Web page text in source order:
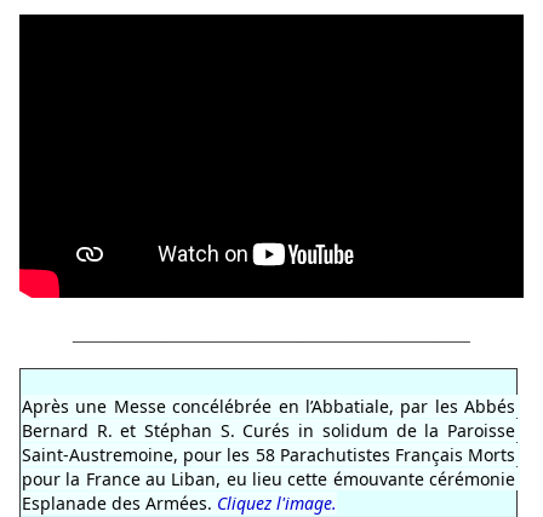
Après une Messe concélébrée en l’Abbatiale, par les Abbés
Bernard R. et Stéphan S. Curés in solidum de la Paroisse
Saint-Austremoine, pour les 58 Parachutistes Français Morts
pour la France au Liban, eu lieu cette émouvante cérémonie
Esplanade des Armées. Cliquez l'image.